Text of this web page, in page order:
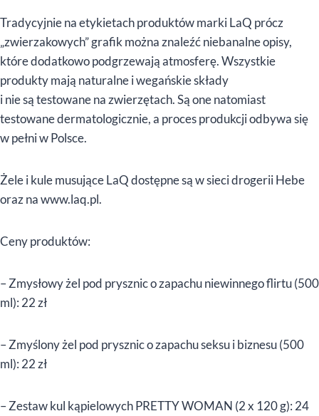
Tradycyjnie na etykietach produktów marki LaQ prócz
„zwierzakowych” grafik można znaleźć niebanalne opisy,
które dodatkowo podgrzewają atmosferę. Wszystkie
produkty mają naturalne i wegańskie składy
i nie są testowane na zwierzętach. Są one natomiast
testowane dermatologicznie, a proces produkcji odbywa się
w pełni w Polsce.
Żele i kule musujące LaQ dostępne są w sieci drogerii Hebe
oraz na www.laq.pl.
Ceny produktów:
– Zmysłowy żel pod prysznic o zapachu niewinnego flirtu (500
ml): 22 zł
– Zmyślony żel pod prysznic o zapachu seksu i biznesu (500
ml): 22 zł
– Zestaw kul kąpielowych PRETTY WOMAN (2 x 120 g): 24